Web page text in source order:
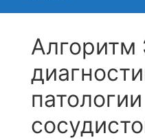
Алгоритм